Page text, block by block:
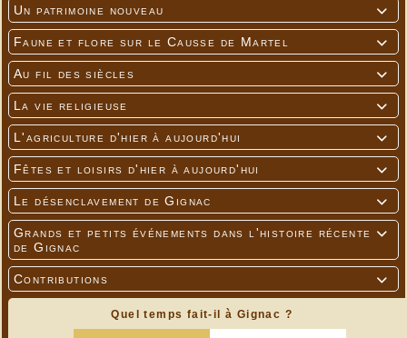

Un patrimoine nouveau

Faune et flore sur le Causse de Martel

Au fil des siècles

La vie religieuse

L'agriculture d'hier à aujourd'hui

Fêtes et loisirs d'hier à aujourd'hui

Le désenclavement de Gignac

Grands et petits événements dans l'histoire récente
de Gignac

Contributions
Quel temps fait-il à Gignac ?